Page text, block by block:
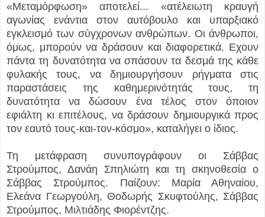
«Μεταμόρφωση» αποτελεί... «ατέλειωτη κραυγή
αγωνίας ενάντια στον αυτόβουλο και υπαρξιακό
εγκλεισμό των σύγχρονων ανθρώπων. Οι άνθρωποι,
όμως, μπορούν να δράσουν και διαφορετικά. Εχουν
πάντα τη δυνατότητα να σπάσουν τα δεσμά της κάθε
φυλακής τους, να δημιουργήσουν ρήγματα στις
παραστάσεις της καθημερινότητάς τους, τη
δυνατότητα να δώσουν ένα τέλος στον όποιον
εφιάλτη κι επιτέλους, να δράσουν δημιουργικά προς
τον εαυτό τους-και-τον-κόσμο», καταλήγει ο ίδιος.
Τη μετάφραση συνυπογράφουν οι Σάββας
Στρούμπος, Δανάη Σπηλιώτη και τη σκηνοθεσία ο
Σάββας Στρούμπος. Παίζουν: Μαρία Αθηναίου,
Ελεάνα Γεωργούλη, Θοδωρής Σκυφτούλης, Σάββας
Στρούμπος, Μιλτιάδης Φιορέντζης.